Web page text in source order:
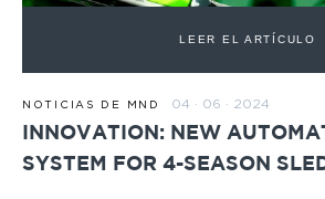
LEER EL ARTÍCULO
NOTICIAS DE MND 04 · 06 · 2024
INNOVATION: NEW
SYSTEM FOR 4-SEASON